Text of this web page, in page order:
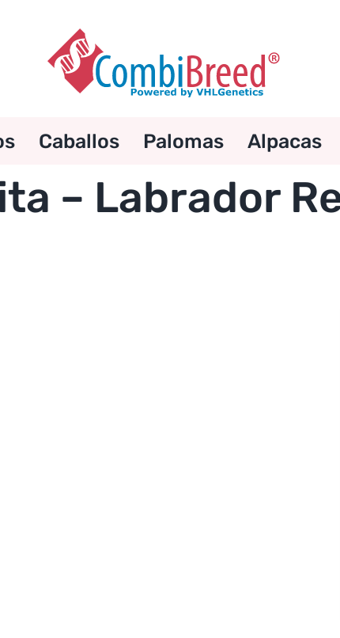
Caballos Palomas Alpacas
– Labrador